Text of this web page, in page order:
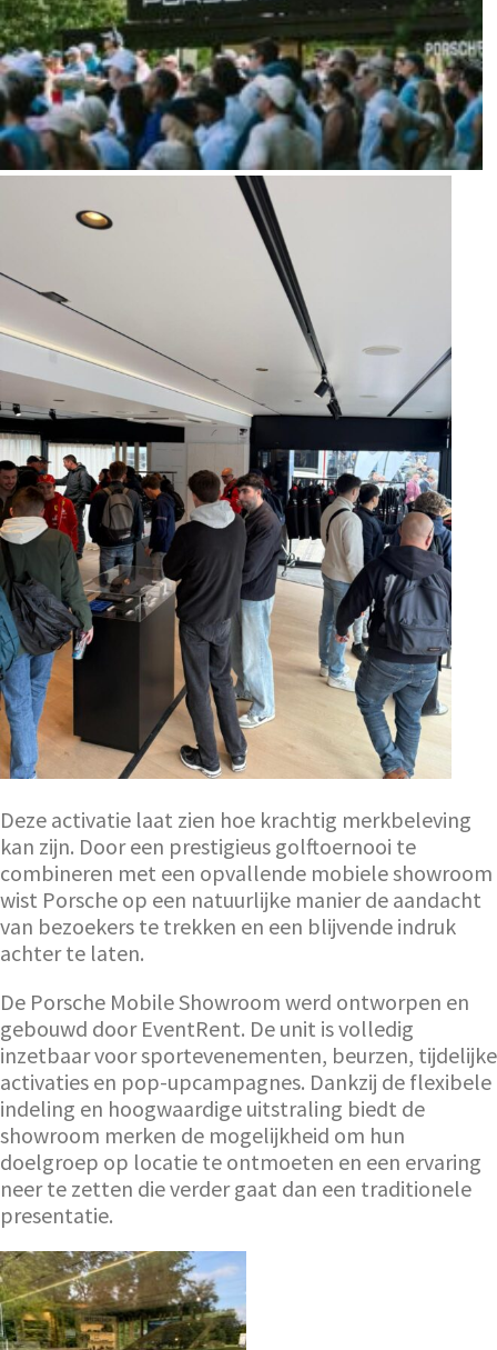
Deze activatie laat zien hoe krachtig merkbeleving
kan zijn. Door een prestigieus golftoernooi te
combineren met een opvallende mobiele showroom
wist Porsche op een natuurlijke manier de aandacht
van bezoekers te trekken en een blijvende indruk
achter te laten.
De Porsche Mobile Showroom werd ontworpen en
gebouwd door EventRent. De unit is volledig
inzetbaar voor sportevenementen, beurzen, tijdelijke
activaties en pop-upcampagnes. Dankzij de flexibele
indeling en hoogwaardige uitstraling biedt de
showroom merken de mogelijkheid om hun
doelgroep op locatie te ontmoeten en een ervaring
neer te zetten die verder gaat dan een traditionele
presentatie.